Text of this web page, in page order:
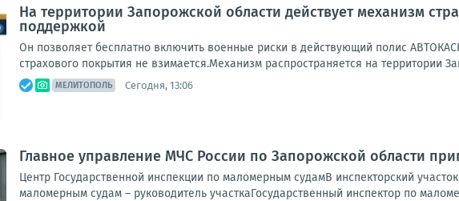
На территории Запорожской области действует механизм
поддержкой
Он позволяет бесплатно включить военные риски в действующий полис
страхового покрытия не взимается.Механизм распространяется на территории
МЕЛИТОПОЛЬ Сегодня, 13:06
Главное управление МЧС России по Запорожской области
Центр Государственной инспекции по маломерным судамВ инспекторский
маломерным судам – руководитель участкаГосударственный инспектор по